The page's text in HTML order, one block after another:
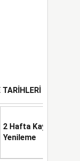
2 Hafta Kayıt
Yenileme